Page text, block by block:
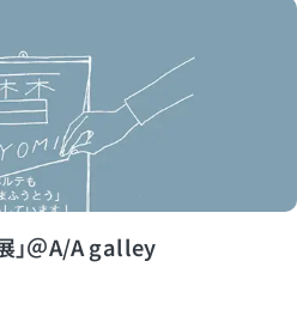
」＠A/A galley